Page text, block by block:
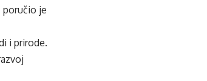
poručio je
i prirode.